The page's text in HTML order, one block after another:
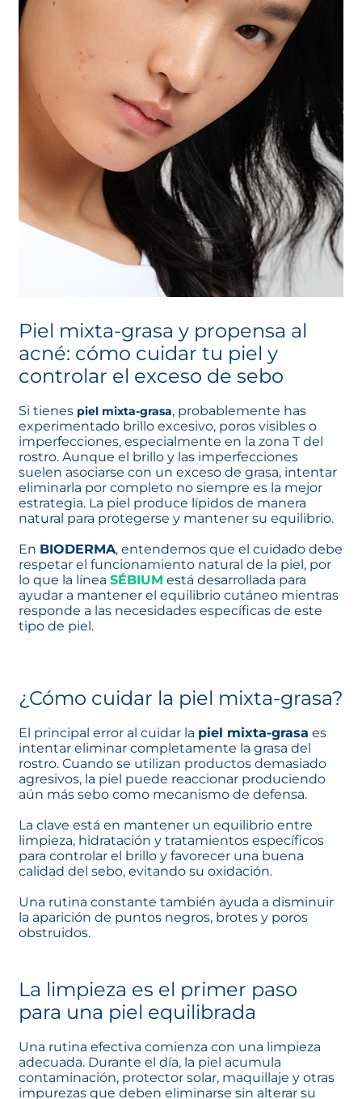
Piel mixta-grasa y propensa al
acné: cómo cuidar tu piel y
controlar el exceso de sebo
Si tienes piel mixta-grasa, probablemente has
experimentado brillo excesivo, poros visibles o
imperfecciones, especialmente en la zona T del
rostro. Aunque el brillo y las imperfecciones
suelen asociarse con un exceso de grasa, intentar
eliminarla por completo no siempre es la mejor
estrategia. La piel produce lípidos de manera
natural para protegerse y mantener su equilibrio.
En BIODERMA, entendemos que el cuidado debe
respetar el funcionamiento natural de la piel, por
lo que la línea SÉBIUM se abre en una pestaña nueva
está desarrollada para
ayudar a mantener el equilibrio cutáneo mientras
responde a las necesidades específicas de este
tipo de piel.
¿Cómo cuidar la piel mixta-grasa?
El principal error al cuidar la piel mixta-grasa es
intentar eliminar completamente la grasa del
rostro. Cuando se utilizan productos demasiado
agresivos, la piel puede reaccionar produciendo
aún más sebo como mecanismo de defensa.
La clave está en mantener un equilibrio entre
limpieza, hidratación y tratamientos específicos
para controlar el brillo y favorecer una buena
calidad del sebo, evitando su oxidación.
Una rutina constante también ayuda a disminuir
la aparición de puntos negros, brotes y poros
obstruidos.
La limpieza es el primer paso
para una piel equilibrada
Una rutina efectiva comienza con una limpieza
adecuada. Durante el día, la piel acumula
contaminación, protector solar, maquillaje y otras
impurezas que deben eliminarse sin alterar su